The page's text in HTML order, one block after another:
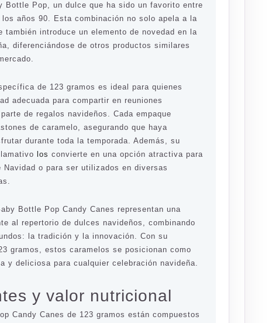
Bottle Pop, un dulce que ha sido un favorito entre
los años 90. Esta combinación no solo apela a la
también introduce un elemento de novedad en la
diferenciándose de otros productos similares
de 123 gramos es ideal para quienes
adecuada para compartir en reuniones
de regalos navideños. Cada empaque
de caramelo, asegurando que haya
durante toda la temporada. Además, su
los convierte en una opción atractiva para
Navidad o para ser utilizados en diversas
Bottle Pop Candy Canes representan una
al repertorio de dulces navideños, combinando
la tradición y la innovación. Con su
gramos, estos caramelos se posicionan como
y deliciosa para cualquier celebración navideña.
y valor nutricional
Candy Canes de 123 gramos están compuestos